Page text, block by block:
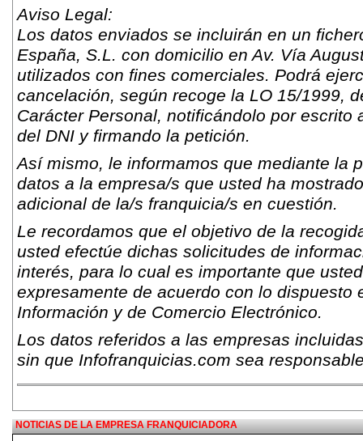
Aviso Legal:
Los datos enviados se incluirán en un
España, S.L. con domicilio en Av. Vía
utilizados con fines comerciales. Podrá
cancelación, según recoge la LO 15/1999,
Carácter Personal, notificándolo por
del DNI y firmando la petición.
Así mismo, le informamos que mediante la
datos a la empresa/s que usted ha
adicional de la/s franquicia/s en cuestión.
Le recordamos que el objetivo de la
usted efectúe dichas solicitudes de
interés, para lo cual es importante que
expresamente de acuerdo con lo
Información y de Comercio Electrónico.
Los datos referidos a las empresas
sin que Infofranquicias.com sea
NOTICIAS DE LA EMPRESA FRANQUICIADORA